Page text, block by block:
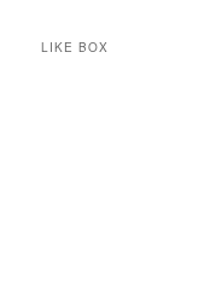
LIKE BOX